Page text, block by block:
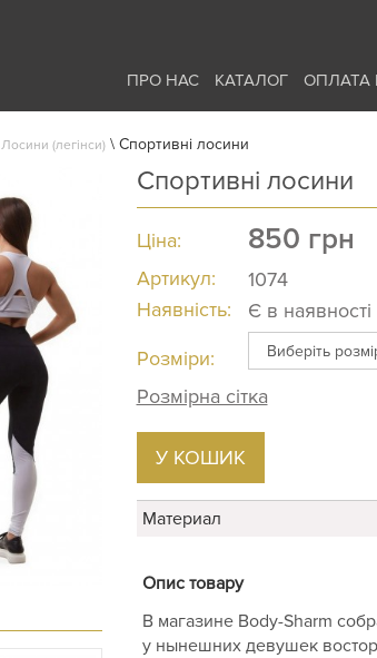
ПРО НАС КАТАЛОГ ОПЛАТА
Лосини (легінси) \ Спортивні лосини
Спортивні лосини
Ціна: 850 грн
Артикул:
1074
Наявність:
Є в наявності
Розміри:
Розмірна сітка
У КОШИК
Материал
Опис товару
В магазине Body-Sharm
у нынешних девушек